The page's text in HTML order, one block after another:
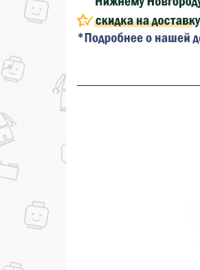
(фото сборки)
на нашем сайте
Участвуйте в
Подробные условия